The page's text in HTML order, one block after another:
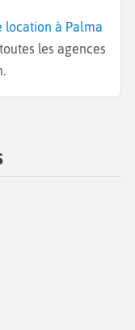
location à Palma
les agences